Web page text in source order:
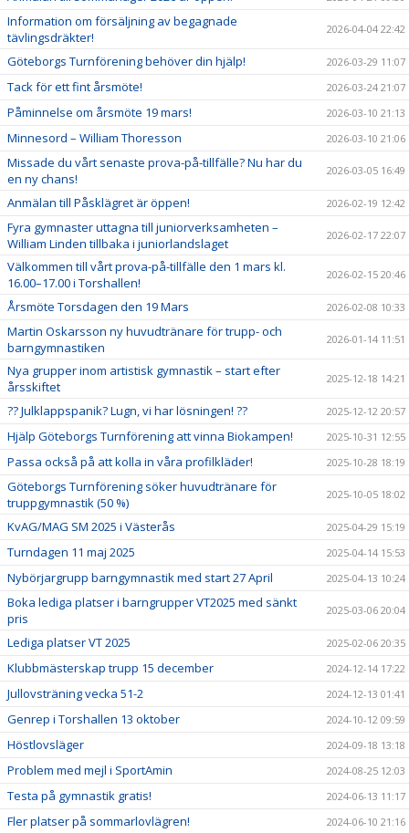
Information om försäljning av begagnade
tävlingsdräkter!
2026-04-04 22:42
Göteborgs Turnförening behöver din hjälp! 2026-03-29 11:07
Tack för ett fint årsmöte! 2026-03-24 21:07
Påminnelse om årsmöte 19 mars! 2026-03-10 21:13
Minnesord – William Thoresson 2026-03-10 21:06
Missade du vårt senaste prova-på-tillfälle? Nu har du
en ny chans!
2026-03-05 16:49
Anmälan till Påsklägret är öppen! 2026-02-19 12:42
Fyra gymnaster uttagna till juniorverksamheten –
William Linden tillbaka i juniorlandslaget
2026-02-17 22:07
Välkommen till vårt prova-på-tillfälle den 1 mars kl.
16.00–17.00 i Torshallen!
2026-02-15 20:46
Årsmöte Torsdagen den 19 Mars 2026-02-08 10:33
Martin Oskarsson ny huvudtränare för trupp- och
barngymnastiken
2026-01-14 11:51
Nya grupper inom artistisk gymnastik – start efter
årsskiftet
2025-12-18 14:21
?? Julklappspanik? Lugn, vi har lösningen! ?? 2025-12-12 20:57
Hjälp Göteborgs Turnförening att vinna Biokampen! 2025-10-31 12:55
Passa också på att kolla in våra profilkläder! 2025-10-28 18:19
Göteborgs Turnförening söker huvudtränare för
truppgymnastik (50 %)
2025-10-05 18:02
KvAG/MAG SM 2025 i Västerås 2025-04-29 15:19
Turndagen 11 maj 2025 2025-04-14 15:53
Nybörjargrupp barngymnastik med start 27 April 2025-04-13 10:24
Boka lediga platser i barngrupper VT2025 med sänkt
pris
2025-03-06 20:04
Lediga platser VT 2025 2025-02-06 20:35
Klubbmästerskap trupp 15 december 2024-12-14 17:22
Jullovsträning vecka 51-2 2024-12-13 01:41
Genrep i Torshallen 13 oktober 2024-10-12 09:59
Höstlovsläger 2024-09-18 13:18
Problem med mejl i SportAmin 2024-08-25 12:03
Testa på gymnastik gratis! 2024-06-13 11:17
Fler platser på sommarlovlägren! 2024-06-10 21:16